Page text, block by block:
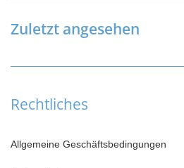
Zuletzt angesehen
Rechtliches
Allgemeine Geschäftsbedingungen